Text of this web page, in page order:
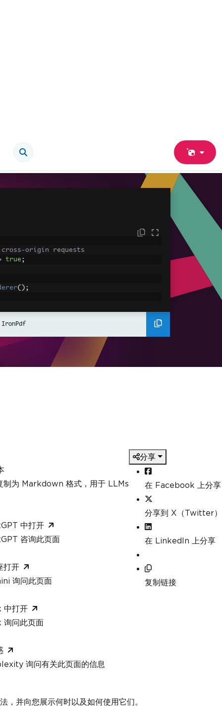
origin requests
true ;
();
制为 Markdown 格式，用于 LLMs
中打开
咨询此页面
打开
询问此页面
中打开
询问此页面
询问有关此页面的信息
分享
在 Facebook 上分享
分享到 X（Twitter）
在 LinkedIn 上分享
复制链接
，并向您展示何时以及如何使用它们。